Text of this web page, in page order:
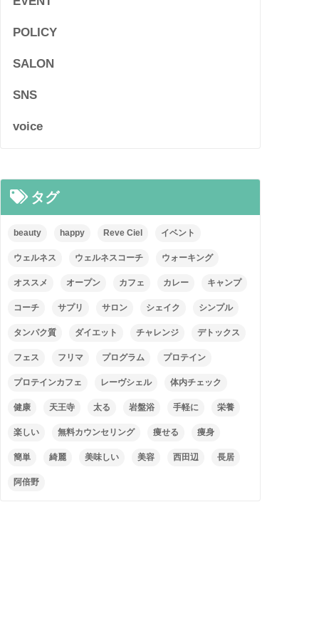
POLICY
SALON
SNS
voice
タグ
beauty happy Reve Ciel イベント
ウェルネス ウェルネスコーチ ウォーキング
オススメ オープン カフェ カレー キャンプ
コーチ サプリ サロン シェイク シンプル
タンパク質 ダイエット チャレンジ デトックス
フェス フリマ プログラム プロテイン
プロテインカフェ レーヴシェル 体内チェック
健康 天王寺 太る 岩盤浴 手軽に 栄養
楽しい 無料カウンセリング 痩せる 痩身
簡単 綺麗 美味しい 美容 西田辺 長居
阿倍野